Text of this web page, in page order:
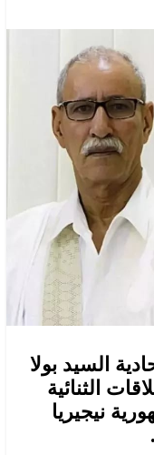
السيد بولا
الثنائية
نيجيريا